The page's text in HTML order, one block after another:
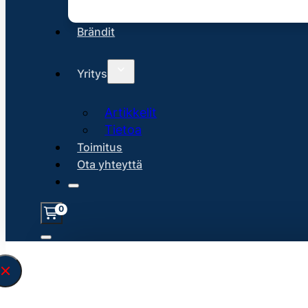
Brändit
Yritys
Artikkelit
Tietoa
Toimitus
Ota yhteyttä
0